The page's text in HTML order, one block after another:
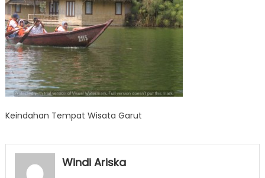
Keindahan Tempat Wisata Garut
Windi Ariska